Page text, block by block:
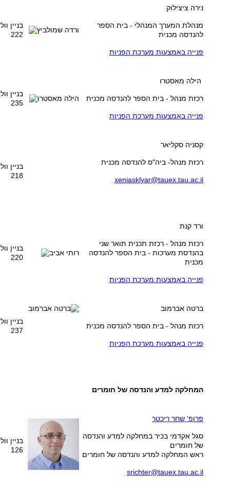
נירה ציצילוק
מנהלת המערך המנהלי - בית הספר
להנדסה מכנית
פנייה באמצעות מערכת הפניות
בניין
222
רכזת מנהל - בית הספר להנדסה מכנית
פנייה באמצעות מערכת הפניות
בניין
235
קסניה סקליאר
רכזת מנהל- ביה"ס להנדסה מכנית
xeniasklyar@tauex.tau.ac.il
בניין
218
ורד קנת
רכזת מנהל - רכזת תכנית תואר שני
בהנדסת מערכות - בית הספר להנדסה
מכנית
פנייה באמצעות מערכת הפניות
בניין
220
ברטה אברמוב
רכזת מנהל - בית הספר להנדסה מכנית
פנייה באמצעות מערכת הפניות
בניין
237
המחלקה למדע והנדסה של חומרים
פרופ' שחר ריכטר
סגל אקדמי בכיר במחלקה למדע והנדסה
של חומרים
ראש המחלקה למדע והנדסה של חומרים
srichter@tauex.tau.ac.il
בניין
126